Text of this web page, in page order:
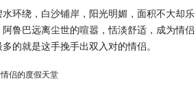
环绕，白沙铺岸，阳光明媚，面积不大却乐
鲁巴远离尘世的喧嚣，恬淡舒适，成为情侣
的就是这手挽手出双入对的情侣。